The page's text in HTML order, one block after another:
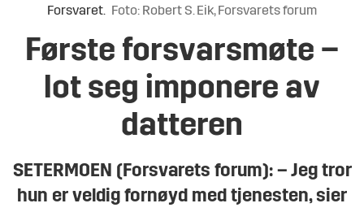
Forsvaret. Foto: Robert S. Eik, Forsvarets forum
Første forsvarsmøte –
lot seg imponere av
datteren
SETERMOEN (Forsvarets forum): – Jeg tror
hun er veldig fornøyd med tjenesten, sier